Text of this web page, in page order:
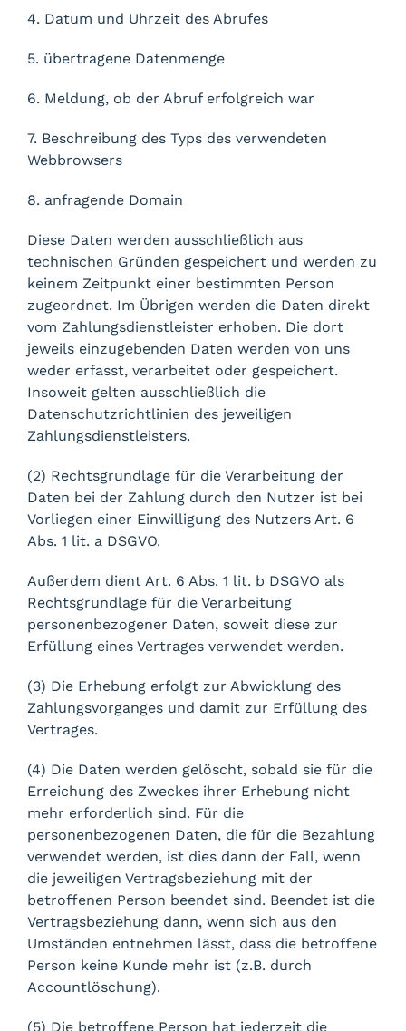
4. Datum und Uhrzeit des Abrufes
5. übertragene Datenmenge
6. Meldung, ob der Abruf erfolgreich war
7. Beschreibung des Typs des verwendeten
Webbrowsers
8. anfragende Domain
Diese Daten werden ausschließlich aus
technischen Gründen gespeichert und werden zu
keinem Zeitpunkt einer bestimmten Person
zugeordnet. Im Übrigen werden die Daten direkt
vom Zahlungsdienstleister erhoben. Die dort
jeweils einzugebenden Daten werden von uns
weder erfasst, verarbeitet oder gespeichert.
Insoweit gelten ausschließlich die
Datenschutzrichtlinien des jeweiligen
Zahlungsdienstleisters.
(2) Rechtsgrundlage für die Verarbeitung der
Daten bei der Zahlung durch den Nutzer ist bei
Vorliegen einer Einwilligung des Nutzers Art. 6
Abs. 1 lit. a DSGVO.
Außerdem dient Art. 6 Abs. 1 lit. b DSGVO als
Rechtsgrundlage für die Verarbeitung
personenbezogener Daten, soweit diese zur
Erfüllung eines Vertrages verwendet werden.
(3) Die Erhebung erfolgt zur Abwicklung des
Zahlungsvorganges und damit zur Erfüllung des
Vertrages.
(4) Die Daten werden gelöscht, sobald sie für die
Erreichung des Zweckes ihrer Erhebung nicht
mehr erforderlich sind. Für die
personenbezogenen Daten, die für die Bezahlung
verwendet werden, ist dies dann der Fall, wenn
die jeweiligen Vertragsbeziehung mit der
betroffenen Person beendet sind. Beendet ist die
Vertragsbeziehung dann, wenn sich aus den
Umständen entnehmen lässt, dass die betroffene
Person keine Kunde mehr ist (z.B. durch
Accountlöschung).
(5) Die betroffene Person hat jederzeit die